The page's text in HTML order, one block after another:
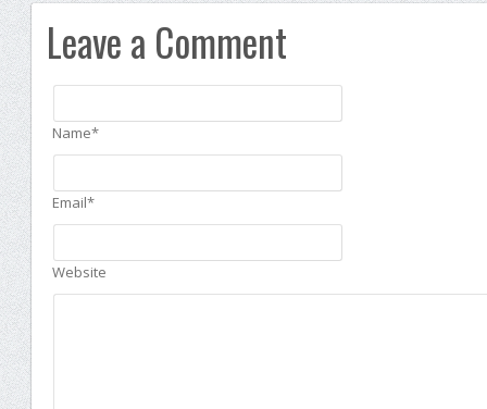
Leave a Comment
Name*
Email*
Website